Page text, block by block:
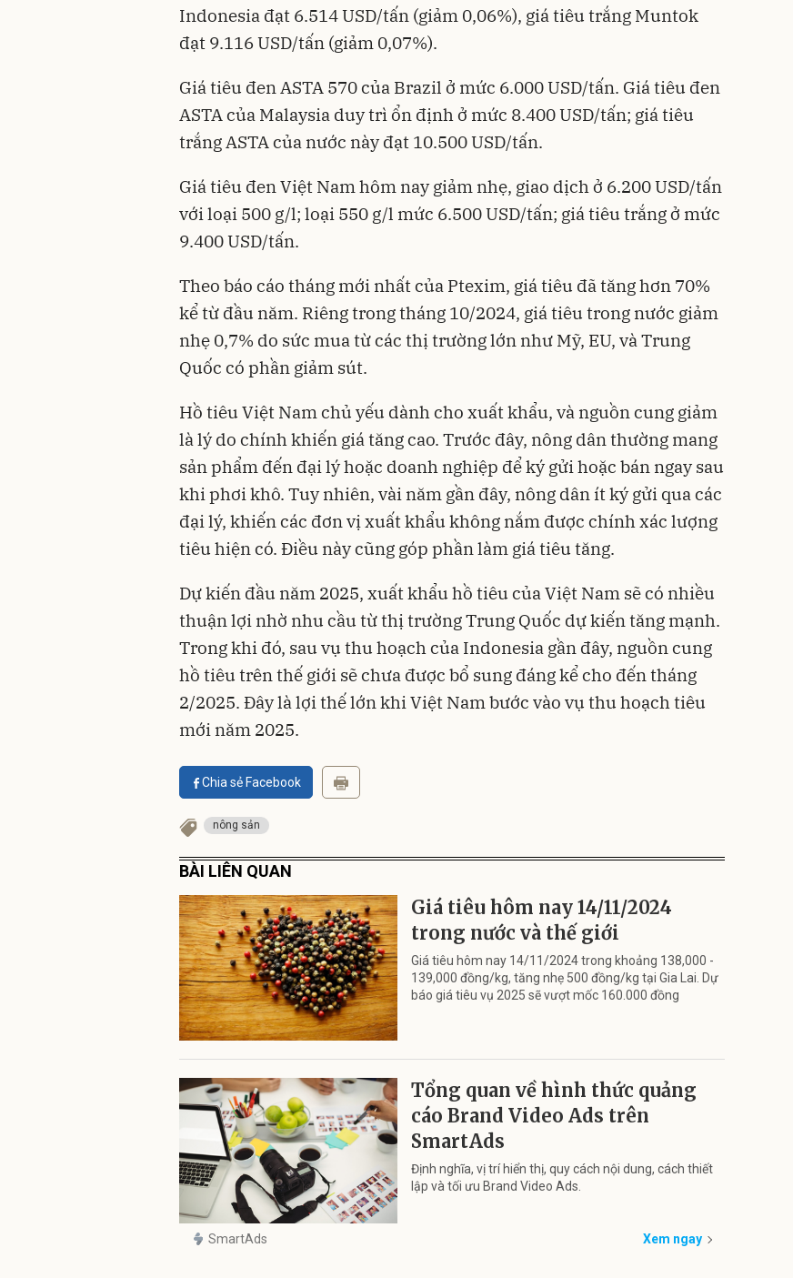
Indonesia đạt 6.514 USD/tấn (giảm 0,06%), giá tiêu trắng Muntok
đạt 9.116 USD/tấn (giảm 0,07%).
Giá tiêu đen ASTA 570 của Brazil ở mức 6.000 USD/tấn. Giá tiêu đen
ASTA của Malaysia duy trì ổn định ở mức 8.400 USD/tấn; giá tiêu
trắng ASTA của nước này đạt 10.500 USD/tấn.
Giá tiêu đen Việt Nam hôm nay giảm nhẹ, giao dịch ở 6.200 USD/tấn
với loại 500 g/l; loại 550 g/l mức 6.500 USD/tấn; giá tiêu trắng ở mức
9.400 USD/tấn.
Theo báo cáo tháng mới nhất của Ptexim, giá tiêu đã tăng hơn 70%
kể từ đầu năm. Riêng trong tháng 10/2024, giá tiêu trong nước giảm
nhẹ 0,7% do sức mua từ các thị trường lớn như Mỹ, EU, và Trung
Quốc có phần giảm sút.
Hồ tiêu Việt Nam chủ yếu dành cho xuất khẩu, và nguồn cung giảm
là lý do chính khiến giá tăng cao. Trước đây, nông dân thường mang
sản phẩm đến đại lý hoặc doanh nghiệp để ký gửi hoặc bán ngay sau
khi phơi khô. Tuy nhiên, vài năm gần đây, nông dân ít ký gửi qua các
đại lý, khiến các đơn vị xuất khẩu không nắm được chính xác lượng
tiêu hiện có. Điều này cũng góp phần làm giá tiêu tăng.
Dự kiến đầu năm 2025, xuất khẩu hồ tiêu của Việt Nam sẽ có nhiều
thuận lợi nhờ nhu cầu từ thị trường Trung Quốc dự kiến tăng mạnh.
Trong khi đó, sau vụ thu hoạch của Indonesia gần đây, nguồn cung
hồ tiêu trên thế giới sẽ chưa được bổ sung đáng kể cho đến tháng
2/2025. Đây là lợi thế lớn khi Việt Nam bước vào vụ thu hoạch tiêu
mới năm 2025.
Chia sẻ Facebook
nông sản
BÀI LIÊN QUAN
Giá tiêu hôm nay 14/11/2024
trong nước và thế giới
Giá tiêu hôm nay 14/11/2024 trong khoảng 138,000 -
139,000 đồng/kg, tăng nhẹ 500 đồng/kg tại Gia Lai. Dự
báo giá tiêu vụ 2025 sẽ vượt mốc 160.000 đồng
Tổng quan về hình thức quảng
cáo Brand Video Ads trên
SmartAds
Định nghĩa, vị trí hiển thị, quy cách nội dung, cách thiết
lập và tối ưu Brand Video Ads.
SmartAds Xem ngay